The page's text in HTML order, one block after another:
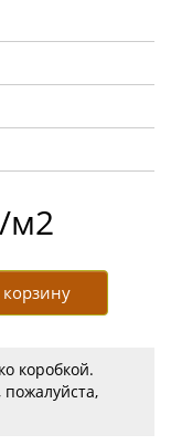
м2
коробкой.
пожалуйста,